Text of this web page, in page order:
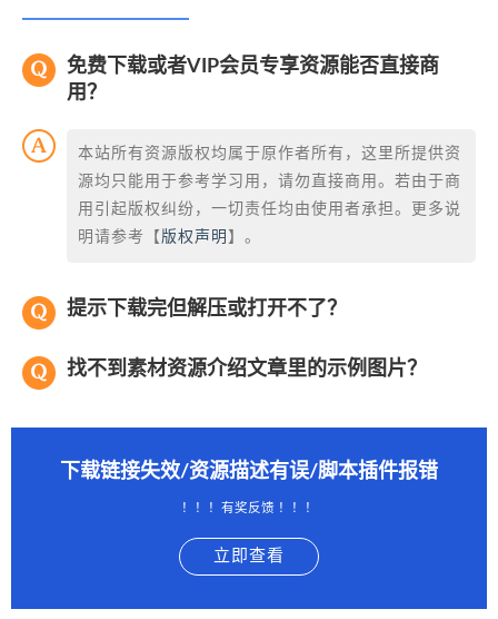
免费下载或者VIP会员专享资源能否直接商
用？
本站所有资源版权均属于原作者所有，这里所提供资
源均只能用于参考学习用，请勿直接商用。若由于商
用引起版权纠纷，一切责任均由使用者承担。更多说
明请参考【 版权声明 】。
提示下载完但解压或打开不了？
找不到素材资源介绍文章里的示例图片？
下载链接失效/资源描述有误/脚本插件报错
！！！有奖反馈 ！！！
立即查看